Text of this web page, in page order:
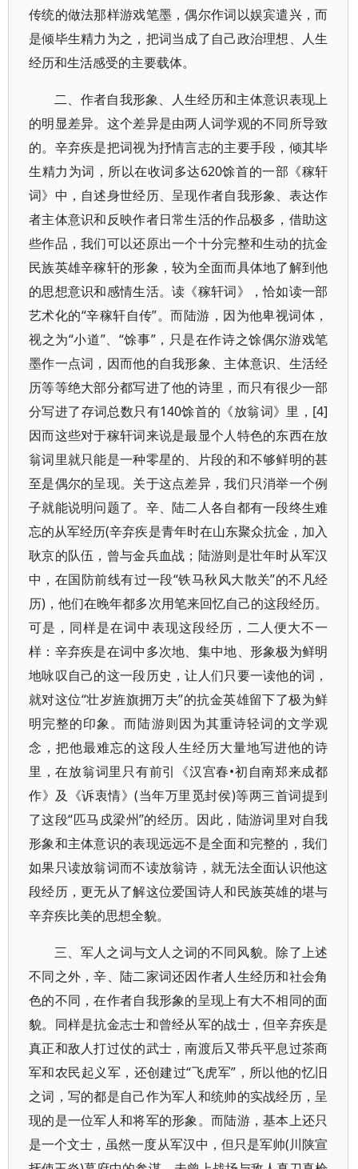
传统的做法那样游戏笔墨，偶尔作词以娱宾遣兴，而
是倾毕生精力为之，把词当成了自己政治理想、人生
经历和生活感受的主要载体。
二、作者自我形象、人生经历和主体意识表现上
的明显差异。这个差异是由两人词学观的不同所导致
的。辛弃疾是把词视为抒情言志的主要手段，倾其毕
生精力为词，所以在收词多达620馀首的一部《稼轩
词》中，自述身世经历、呈现作者自我形象、表达作
者主体意识和反映作者日常生活的作品极多，借助这
些作品，我们可以还原出一个十分完整和生动的抗金
民族英雄辛稼轩的形象，较为全面而具体地了解到他
的思想意识和感情生活。读《稼轩词》，恰如读一部
艺术化的“辛稼轩自传”。而陆游，因为他卑视词体，
视之为“小道”、“馀事”，只是在作诗之馀偶尔游戏笔
墨作一点词，因而他的自我形象、主体意识、生活经
历等等绝大部分都写进了他的诗里，而只有很少一部
分写进了存词总数只有140馀首的《放翁词》里，[4]
因而这些对于稼轩词来说是最显个人特色的东西在放
翁词里就只能是一种零星的、片段的和不够鲜明的甚
至是偶尔的呈现。关于这点差异，我们只消举一个例
子就能说明问题了。辛、陆二人各自都有一段终生难
忘的从军经历(辛弃疾是青年时在山东聚众抗金，加入
耿京的队伍，曾与金兵血战；陆游则是壮年时从军汉
中，在国防前线有过一段“铁马秋风大散关”的不凡经
历)，他们在晚年都多次用笔来回忆自己的这段经历。
可是，同样是在词中表现这段经历，二人便大不一
样：辛弃疾是在词中多次地、集中地、形象极为鲜明
地咏叹自己的这一段历史，让人们只要一读他的词，
就对这位“壮岁旌旗拥万夫”的抗金英雄留下了极为鲜
明完整的印象。而陆游则因为其重诗轻词的文学观
念，把他最难忘的这段人生经历大量地写进他的诗
里，在放翁词里只有前引《汉宫春•初自南郑来成都
作》及《诉衷情》(当年万里觅封侯)等两三首词提到
了这段“匹马戍梁州”的经历。因此，陆游词里对自我
形象和主体意识的表现远远不是全面和完整的，我们
如果只读放翁词而不读放翁诗，就无法全面认识他这
段经历，更无从了解这位爱国诗人和民族英雄的堪与
辛弃疾比美的思想全貌。
三、军人之词与文人之词的不同风貌。除了上述
不同之外，辛、陆二家词还因作者人生经历和社会角
色的不同，在作者自我形象的呈现上有大不相同的面
貌。同样是抗金志士和曾经从军的战士，但辛弃疾是
真正和敌人打过仗的武士，南渡后又带兵平息过茶商
军和农民起义军，还创建过“飞虎军”，所以他的忆旧
之词，写的都是自己作为军人和统帅的实战经历，呈
现的是一位军人和将军的形象。而陆游，基本上还只
是一个文士，虽然一度从军汉中，但只是军帅(川陕宣